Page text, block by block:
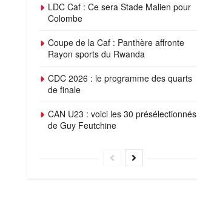
LDC Caf : Ce sera Stade Malien pour
Colombe
Coupe de la Caf : Panthère affronte
Rayon sports du Rwanda
CDC 2026 : le programme des quarts
de finale
CAN U23 : voici les 30 présélectionnés
de Guy Feutchine